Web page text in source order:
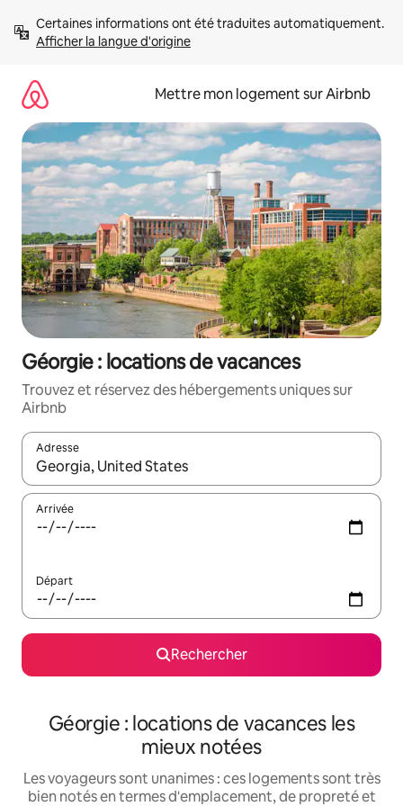
directement
Afficher la langue d'origine
Mettre mon logement sur Airbnb
Géorgie : locations de vacances
Trouvez et réservez des hébergements uniques sur
Airbnb
Adresse
Lorsque les résultats s'affichent, utilisez les flèches vers le
Arrivée
Départ
Rechercher
Géorgie : locations de vacances les
mieux notées
Les voyageurs sont unanimes : ces logements sont très
bien notés en termes d'emplacement, de propreté et